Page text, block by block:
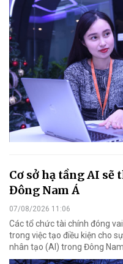
Cơ sở hạ tầng AI
Đông Nam Á
07/08/2026 11:06
Các tổ chức tài chính đóng
trong việc tạo điều kiện cho
nhân tạo (AI) trong Đông